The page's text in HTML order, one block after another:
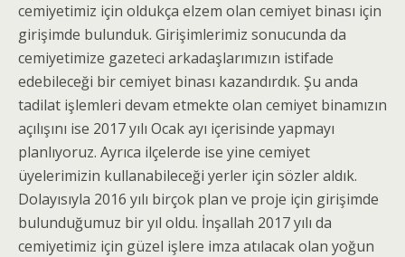
cemiyetimiz için oldukça elzem olan cemiyet binası için
girişimde bulunduk. Girişimlerimiz sonucunda da
cemiyetimize gazeteci arkadaşlarımızın istifade
edebileceği bir cemiyet binası kazandırdık. Şu anda
tadilat işlemleri devam etmekte olan cemiyet binamızın
açılışını ise 2017 yılı Ocak ayı içerisinde yapmayı
planlıyoruz. Ayrıca ilçelerde ise yine cemiyet
üyelerimizin kullanabileceği yerler için sözler aldık.
Dolayısıyla 2016 yılı birçok plan ve proje için girişimde
bulunduğumuz bir yıl oldu. İnşallah 2017 yılı da
cemiyetimiz için güzel işlere imza atılacak olan yoğun